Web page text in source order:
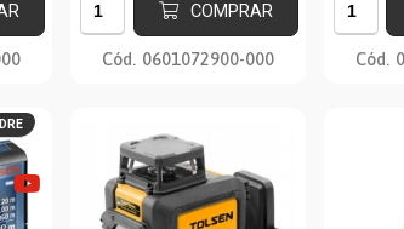
COMPRAR
Cód. 0601072900-000 Cód.